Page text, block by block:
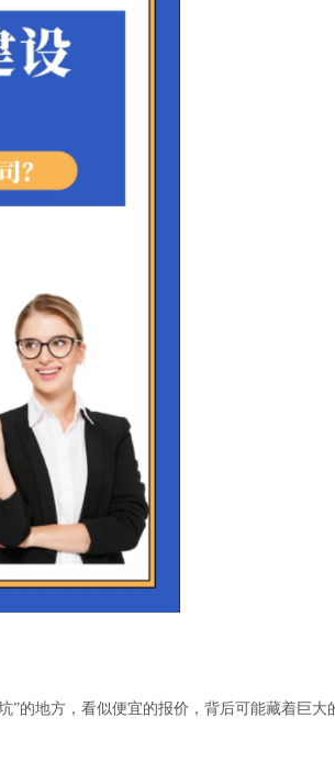
”的地方，看似便宜的报价，背后可能藏着巨大